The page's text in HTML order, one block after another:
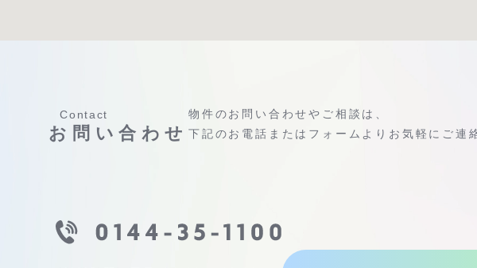
Contact
お問い合わせ
物件のお問い合わせやご相談は、
下記のお電話またはフォームよりお気軽にご連